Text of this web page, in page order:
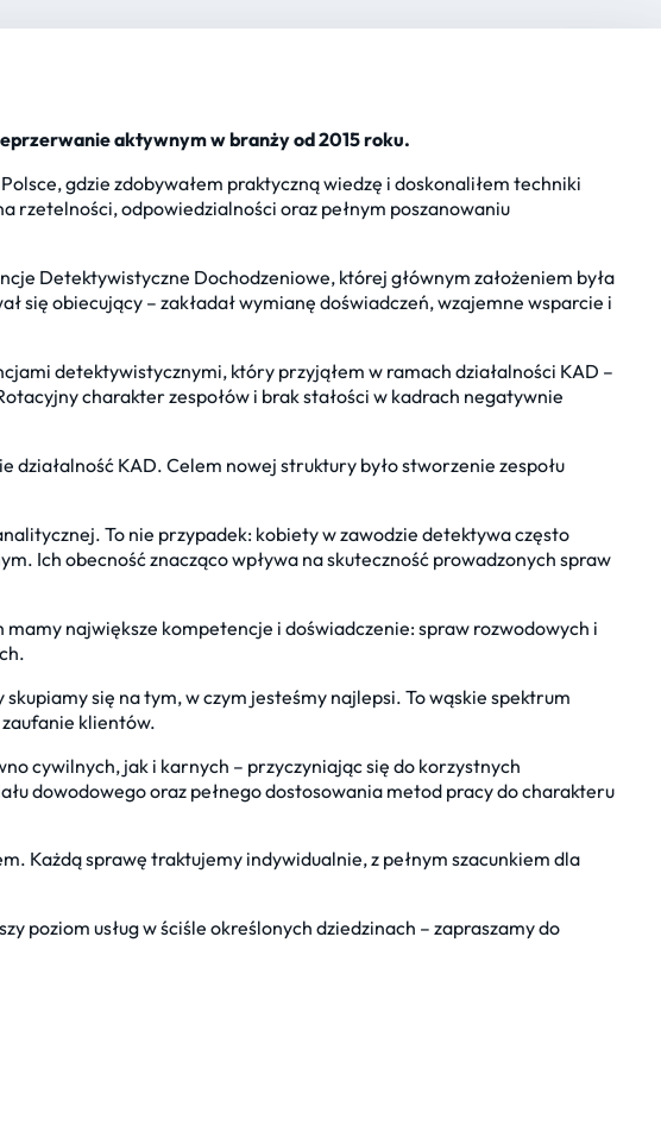
aktywnym w branży od 2015 roku.
gdzie zdobywałem praktyczną wiedzę i doskonaliłem techniki
rzetelności, odpowiedzialności oraz pełnym poszanowaniu
Detektywistyczne Dochodzeniowe, której głównym założeniem była
się obiecujący – zakładał wymianę doświadczeń, wzajemne wsparcie i
detektywistycznymi, który przyjąłem w ramach działalności KAD –
charakter zespołów i brak stałości w kadrach negatywnie
działalność KAD. Celem nowej struktury było stworzenie zespołu
To nie przypadek: kobiety w zawodzie detektywa często
Ich obecność znacząco wpływa na skuteczność prowadzonych spraw
największe kompetencje i doświadczenie: spraw rozwodowych i
się na tym, w czym jesteśmy najlepsi. To wąskie spektrum
zaufanie klientów.
cywilnych, jak i karnych – przyczyniając się do korzystnych
dowodowego oraz pełnego dostosowania metod pracy do charakteru
Każdą sprawę traktujemy indywidualnie, z pełnym szacunkiem dla
poziom usług w ściśle określonych dziedzinach – zapraszamy do